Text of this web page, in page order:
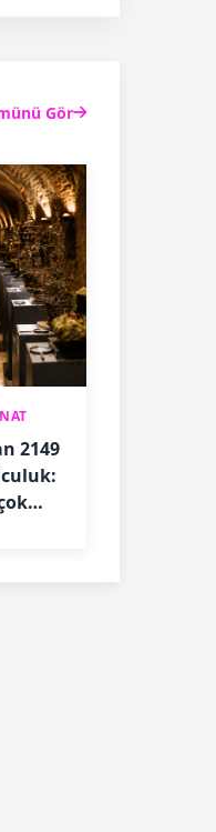
Gör
2149